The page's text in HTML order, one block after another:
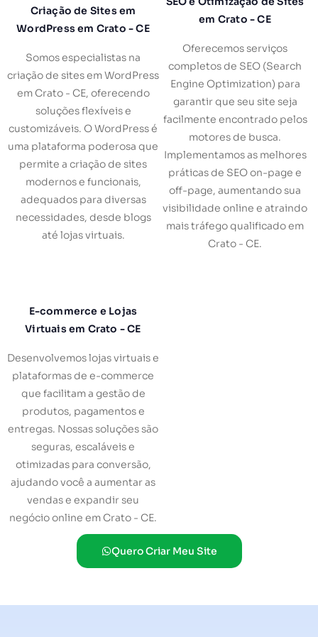
Criação de Sites em
WordPress em Crato - CE
Somos especialistas na
criação de sites em WordPress
em Crato - CE, oferecendo
soluções flexíveis e
customizáveis. O WordPress é
uma plataforma poderosa que
permite a criação de sites
modernos e funcionais,
adequados para diversas
necessidades, desde blogs
até lojas virtuais.
em Crato - CE
Oferecemos serviços
completos de SEO (Search
Engine Optimization) para
garantir que seu site seja
facilmente encontrado pelos
motores de busca.
Implementamos as melhores
práticas de SEO on-page e
off-page, aumentando sua
visibilidade online e atraindo
mais tráfego qualificado em
Crato - CE.
E-commerce e Lojas
Virtuais em Crato - CE
Desenvolvemos lojas virtuais e
plataformas de e-commerce
que facilitam a gestão de
produtos, pagamentos e
entregas. Nossas soluções são
seguras, escaláveis e
otimizadas para conversão,
ajudando você a aumentar as
vendas e expandir seu
negócio online em Crato - CE.
Quero Criar Meu Site